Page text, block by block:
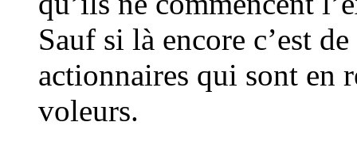
Sauf si là encore c’est
actionnaires qui sont en
voleurs.